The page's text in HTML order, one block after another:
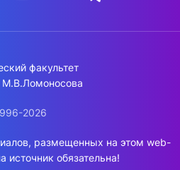
факультет
2026
размещенных на этом web-
источник обязательна!